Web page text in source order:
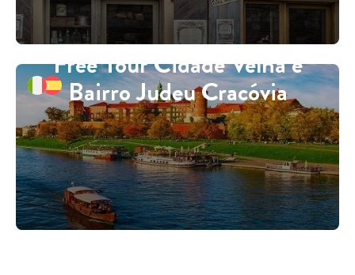
Free Tour Cidade Velha e
Bairro Judeu Cracóvia